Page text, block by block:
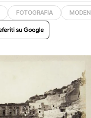
FOTOGRAFIA